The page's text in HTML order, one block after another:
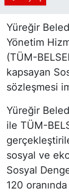
Yüreğir
Yönetim
(TÜM-
kapsayan
sözleşmesi
Yüreğir
ile TÜM-
sosyal ve
Sosyal
120 oranında